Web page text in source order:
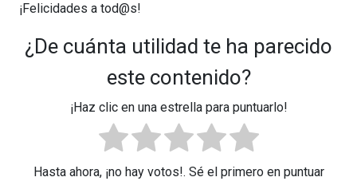
¡Felicidades a tod@s!
¿De cuánta utilidad te ha parecido
este contenido?
¡Haz clic en una estrella para puntuarlo!
Hasta ahora, ¡no hay votos!. Sé el primero en puntuar